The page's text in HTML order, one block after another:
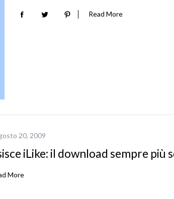
Read More
20, 2009
iLike: il download sempre più
More